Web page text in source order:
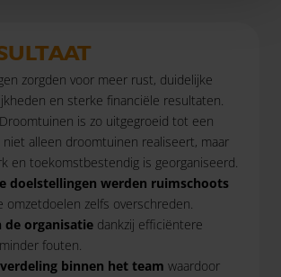
zorgden voor meer rust, duidelijke
en sterke financiële resultaten.
is zo uitgegroeid tot een
niet alleen droomtuinen realiseert, maar
en toekomstbestendig is georganiseerd.
doelstellingen werden ruimschoots
omzetdoelen zelfs overschreden.
de organisatie dankzij efficiëntere
fouten.
binnen het team waardoor